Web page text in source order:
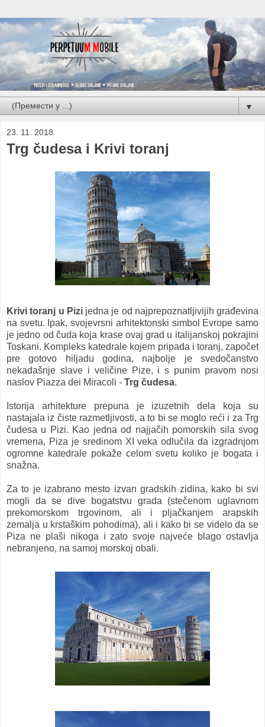
▼
23. 11. 2018.
Trg čudesa i Krivi toranj
Krivi toranj u Pizijedna je od najprepoznatljivijih građevina
na svetu. Ipak, svojevrsni arhitektonski simbol Evrope samo
je jedno od čuda koja krase ovaj grad u italijanskoj pokrajini
Toskani. Kompleks katedrale kojem pripada i toranj, započet
pre gotovo hiljadu godina, najbolje je svedočanstvo
nekadašnje slave i veličine Pize, i s punim pravom nosi
naslov Piazza dei Miracoli - Trg čudesa.
Istorija arhitekture prepuna je izuzetnih dela koja su
nastajala iz čiste razmetljivosti, a to bi se moglo reći i za Trg
čudesa u Pizi. Kao jedna od najjačih pomorskih sila svog
vremena, Piza je sredinom XI veka odlučila da izgradnjom
ogromne katedrale pokaže celom svetu koliko je bogata i
snažna.
Za to je izabrano mesto izvan gradskih zidina, kako bi svi
mogli da se dive bogatstvu grada (stečenom uglavnom
prekomorskom trgovinom, ali i pljačkanjem arapskih
zemalja u krstaškim pohodima), ali i kako bi se videlo da se
Piza ne plaši nikoga i zato svoje najveće blago ostavlja
nebranjeno, na samoj morskoj obali.